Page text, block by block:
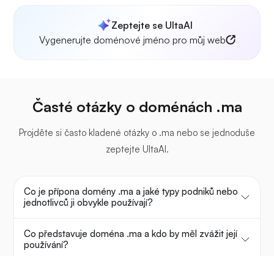
Zeptejte se UltaAI
Vygenerujte doménové jméno pro můj web
Časté otázky o doménách .ma
Projděte si často kladené otázky o .ma nebo se jednoduše
zeptejte UltaAI.
Co je přípona domény .ma a jaké typy podniků nebo
jednotlivců ji obvykle používají?
Co představuje doména .ma a kdo by měl zvážit její
používání?